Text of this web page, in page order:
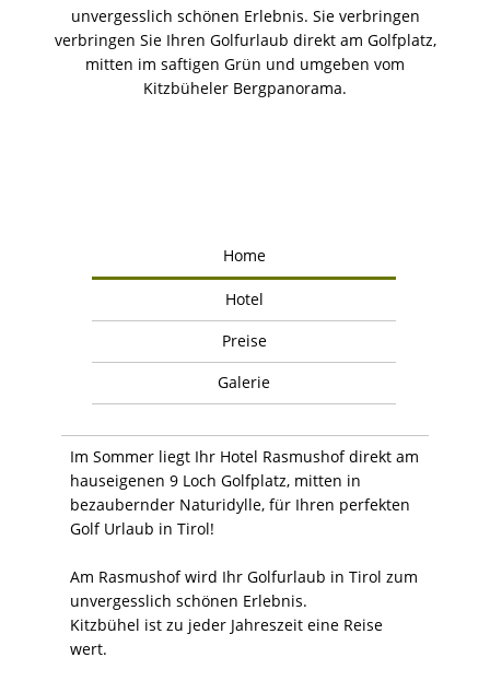
unvergesslich schönen Erlebnis. Sie verbringen
verbringen Sie Ihren Golfurlaub direkt am Golfplatz,
mitten im saftigen Grün und umgeben vom
Kitzbüheler Bergpanorama.
Home
Hotel
Preise
Galerie
Im Sommer liegt Ihr Hotel Rasmushof direkt am
hauseigenen 9 Loch Golfplatz, mitten in
bezaubernder Naturidylle, für Ihren perfekten
Golf Urlaub in Tirol!
Am Rasmushof wird Ihr Golfurlaub in Tirol zum
unvergesslich schönen Erlebnis.
Kitzbühel ist zu jeder Jahreszeit eine Reise
wert.